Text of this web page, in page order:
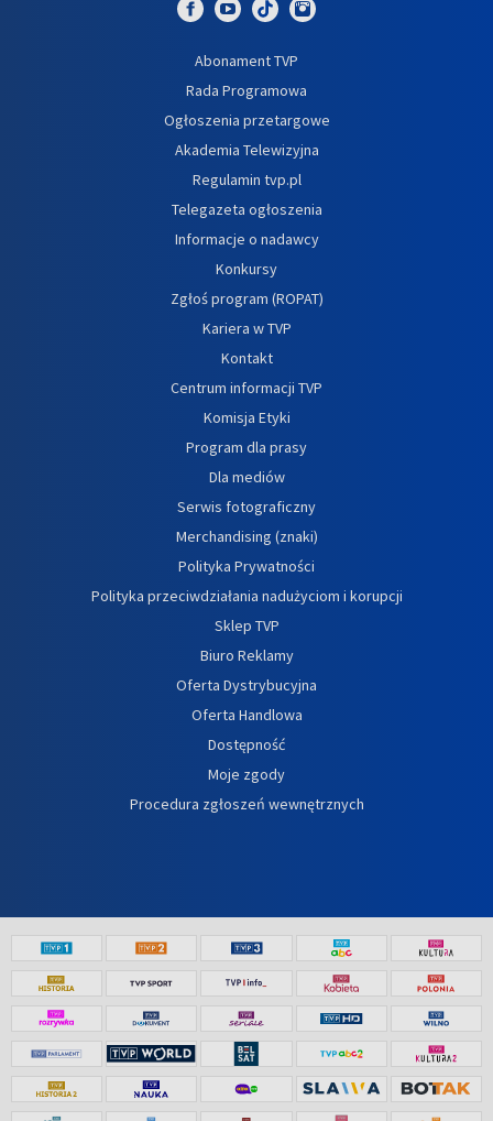
Abonament TVP
Rada Programowa
Ogłoszenia przetargowe
Akademia Telewizyjna
Regulamin tvp.pl
Telegazeta ogłoszenia
Informacje o nadawcy
Konkursy
Zgłoś program (ROPAT)
Kariera w TVP
Kontakt
Centrum informacji TVP
Komisja Etyki
Program dla prasy
Dla mediów
Serwis fotograficzny
Merchandising (znaki)
Polityka Prywatności
Polityka przeciwdziałania nadużyciom i korupcji
Sklep TVP
Biuro Reklamy
Oferta Dystrybucyjna
Oferta Handlowa
Dostępność
Moje zgody
Procedura zgłoszeń wewnętrznych